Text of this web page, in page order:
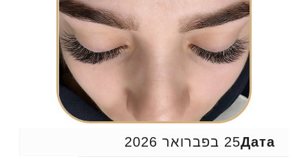
Дата25 בפברואר 2026